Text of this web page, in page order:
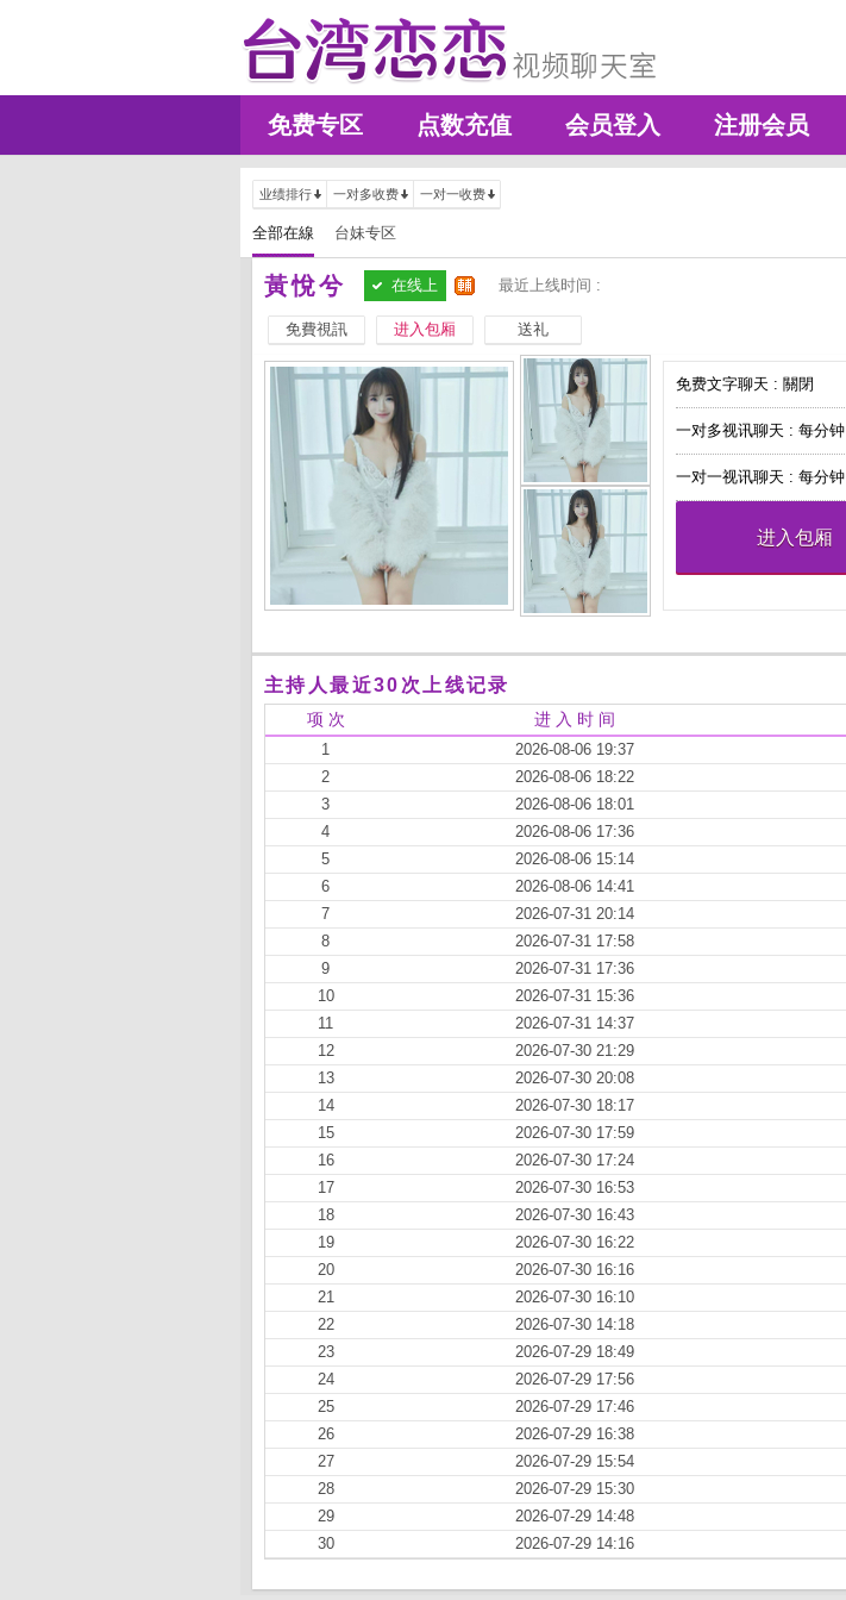
免费专区 点数充值 会员登入 注册会员
业绩排行 一对多收费 一对一收费
全部在線 台妹专区
黃悅兮 在线上 最近上线时间 :
免費視訊 进入包厢 送礼
免费文字聊天 : 關閉
一对多视讯聊天 : 每分
一对一视讯聊天 : 每分
进入包厢
主持人最近30次上线记录
项 次 进 入 时 间
1 2026-08-06 19:37
2
2026-08-06 18:22
3
2026-08-06 18:01
4
2026-08-06 17:36
5
2026-08-06 15:14
6
2026-08-06 14:41
7
2026-07-31 20:14
8
2026-07-31 17:58
9
2026-07-31 17:36
10
2026-07-31 15:36
11
2026-07-31 14:37
12
2026-07-30 21:29
13
2026-07-30 20:08
14
2026-07-30 18:17
15
2026-07-30 17:59
16
2026-07-30 17:24
17
2026-07-30 16:53
18
2026-07-30 16:43
19
2026-07-30 16:22
20
2026-07-30 16:16
21
2026-07-30 16:10
22
2026-07-30 14:18
23
2026-07-29 18:49
24
2026-07-29 17:56
25
2026-07-29 17:46
26
2026-07-29 16:38
27
2026-07-29 15:54
28
2026-07-29 15:30
29
2026-07-29 14:48
30
2026-07-29 14:16